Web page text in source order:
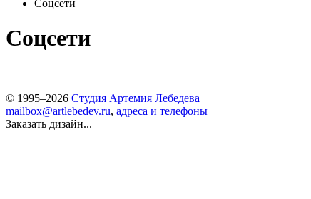
Соцсети
Соцсети
© 1995–2026 Студия Артемия Лебедева
mailbox@artlebedev.ru, адреса и телефоны
Заказать дизайн...